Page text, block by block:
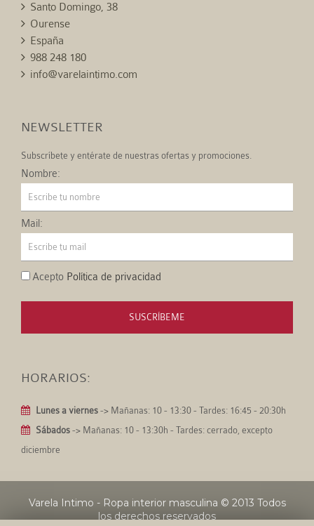
Santo Domingo, 38
Ourense
España
988 248 180
info@varelaintimo.com
NEWSLETTER
Subscríbete y entérate de nuestras ofertas y promociones.
Nombre:
Mail:
Acepto Política de privacidad
SUSCRÍBEME
HORARIOS:
Lunes a viernes -> Mañanas: 10 - 13:30 - Tardes: 16:45 - 20:30h
Sábados -> Mañanas: 10 - 13:30h - Tardes: cerrado, excepto
diciembre
Varela Intimo - Ropa interior masculina © 2013 Todos
los derechos reservados